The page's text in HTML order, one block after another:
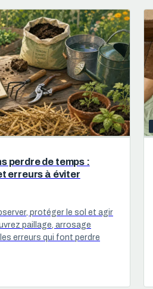
perdre de temps :
erreurs à éviter
protéger le sol et agir
paillage, arrosage
erreurs qui font perdre